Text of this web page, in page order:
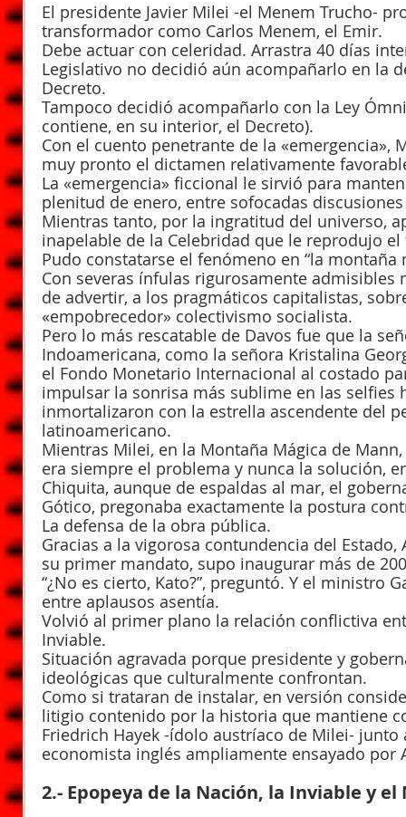
El presidente Javier Milei -el Menem Trucho-
transformador como Carlos Menem, el Emir.
Debe actuar con celeridad. Arrastra 40 días
Legislativo no decidió aún acompañarlo en la
Decreto.
Tampoco decidió acompañarlo con la Ley
contiene, en su interior, el Decreto).
Con el cuento penetrante de la
muy pronto el dictamen relativamente
La «emergencia» ficcional le sirvió para
plenitud de enero, entre sofocadas
Mientras tanto, por la ingratitud del universo,
inapelable de la Celebridad que le reprodujo
Pudo constatarse el fenómeno en “la montaña
Con severas ínfulas rigurosamente
de advertir, a los pragmáticos capitalistas,
«empobrecedor» colectivismo socialista.
Pero lo más rescatable de Davos fue que la
Indoamericana, como la señora Kristalina
el Fondo Monetario Internacional al costado
impulsar la sonrisa más sublime en las selfies
inmortalizaron con la estrella ascendente del
latinoamericano.
Mientras Milei, en la Montaña Mágica de
era siempre el problema y nunca la solución,
Chiquita, aunque de espaldas al mar, el
Gótico, pregonaba exactamente la postura
La defensa de la obra pública.
Gracias a la vigorosa contundencia del
su primer mandato, supo inaugurar más de
“¿No es cierto, Kato?”, preguntó. Y el ministro
entre aplausos asentía.
Volvió al primer plano la relación conflictiva
Inviable.
Situación agravada porque presidente y
ideológicas que culturalmente confrontan.
Como si trataran de instalar, en versión
litigio contenido por la historia que mantiene
Friedrich Hayek -ídolo austríaco de Milei- junto
economista inglés ampliamente ensayado por
2.- Epopeya de la Nación, la Inviable y el